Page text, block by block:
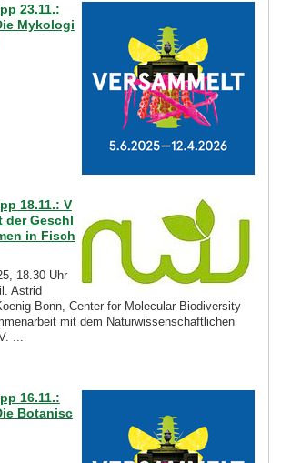
23.11.:
Mykologi
18.11.: V
der Geschl
in Fisch
18.30 Uhr
Astrid
Bonn, Center for Molecular Biodiversity
mit dem Naturwissenschaftlichen
...
16.11.:
Botanisc